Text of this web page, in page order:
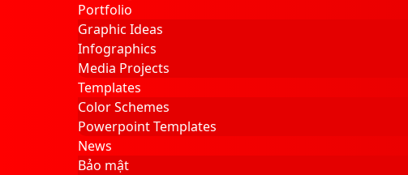
Portfolio
Graphic Ideas
Infographics
Media Projects
Templates
Color Schemes
Powerpoint Templates
News
Bảo mật